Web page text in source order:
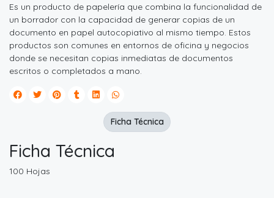
Es un producto de papelería que combina la funcionalidad de
un borrador con la capacidad de generar copias de un
documento en papel autocopiativo al mismo tiempo. Estos
productos son comunes en entornos de oficina y negocios
donde se necesitan copias inmediatas de documentos
escritos o completados a mano.
Ficha Técnica
100 Hojas
Ficha Técnica